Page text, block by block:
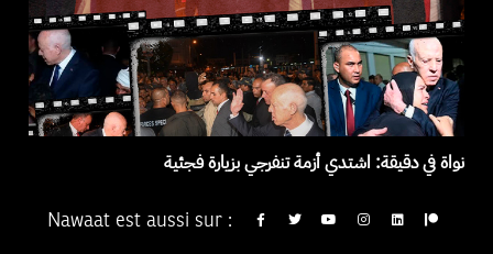
نواة في دقيقة: اشتدي أزمة تنفرجي بزيارة فجئية
Nawaat est aussi sur :